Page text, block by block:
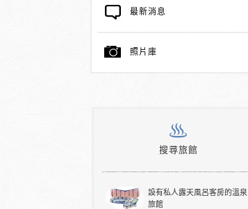
最新消息
照片庫
搜尋旅館
設有私人露天風呂客房的溫泉
旅館